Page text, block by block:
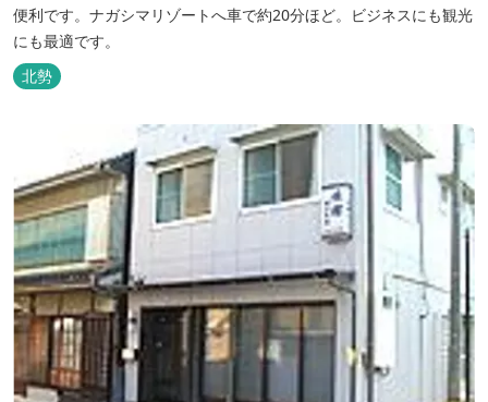
便利です。ナガシマリゾートへ車で約20分ほど。ビジネスにも観光
にも最適です。
北勢